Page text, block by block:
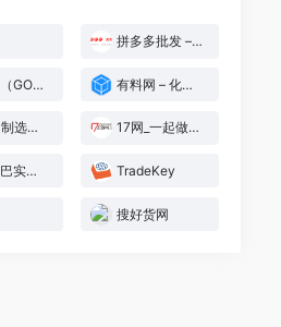
拼多多批发 – 拼多多官方采购批发平台
购途网（GO2.CN） 有料网 – 化工产业数字化综合服务平台
SDS定制选品 – 跨境电商DIY产品铺货平台 17网_一起做网店
阿里巴巴实力工厂 TradeKey
搜好货网